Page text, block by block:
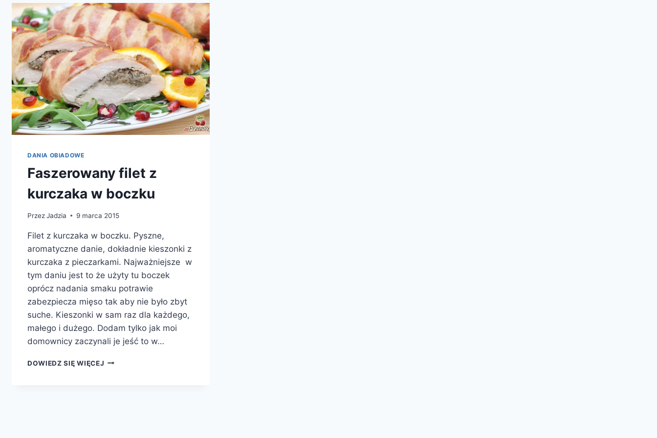
DANIA OBIADOWE
Faszerowany filet z
kurczaka w boczku
PrzezJadzia 9 marca 2015
Filet z kurczaka w boczku. Pyszne,
aromatyczne danie, dokładnie kieszonki z
kurczaka z pieczarkami. Najważniejsze w
tym daniu jest to że użyty tu boczek
oprócz nadania smaku potrawie
zabezpiecza mięso tak aby nie było zbyt
suche. Kieszonki w sam raz dla każdego,
małego i dużego. Dodam tylko jak moi
domownicy zaczynali je jeść to w…
DOWIEDZ SIĘ WIĘCEJ FASZEROWANY